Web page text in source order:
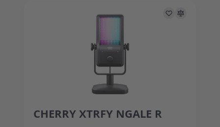
The price depends on the options chosen on the
CHERRY XTRFY NGALE R